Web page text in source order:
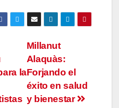
Millanut
Alaquàs:
Forjando el
éxito en salud
y bienestar
la